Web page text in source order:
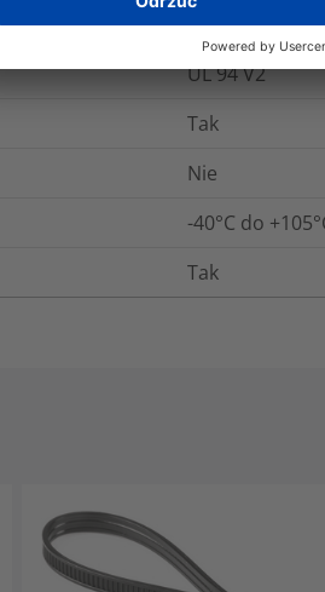
wykorzystanie
UL 94 V2
Tak
Nie
-40°C do
Tak